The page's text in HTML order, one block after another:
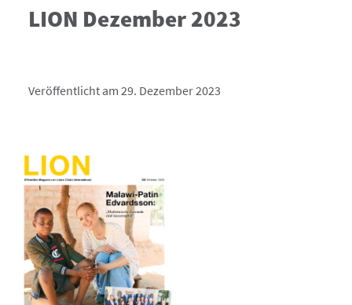
LION Dezember 2023
Veröffentlicht am 29. Dezember 2023